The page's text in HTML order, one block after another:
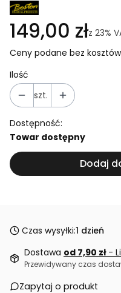
149,00 złz 23%
Ceny podane bez
Ilość
szt.
Dostępność:
Towar dostępny
Dodaj
Czas wysyłki:1 dzień
Dostawa od 7,90 zł -
Przewidywany czas
Zapytaj o produkt